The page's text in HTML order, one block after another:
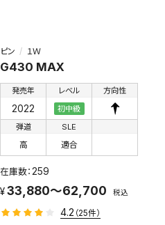
ピン １Ｗ
G430 MAX
発売年
2022
レベル
初中級
方向性
弾道
高
SLE
適合
259
33,880～62,700 税込
4.2 （25件）